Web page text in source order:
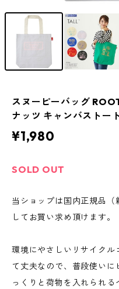
スヌーピーバッグ
ナッツ キャンバストー
¥1,980
SOLD OUT
当ショップは国内正規品
してお買い求め頂けます。
環境にやさしいリサイクル
て丈夫なので、普段使い
っくりと荷物を入れられ